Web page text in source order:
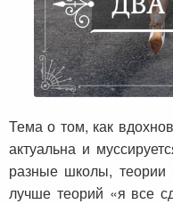
Тема о том, как
актуальна и
разные школы, теории
лучше теорий «я все